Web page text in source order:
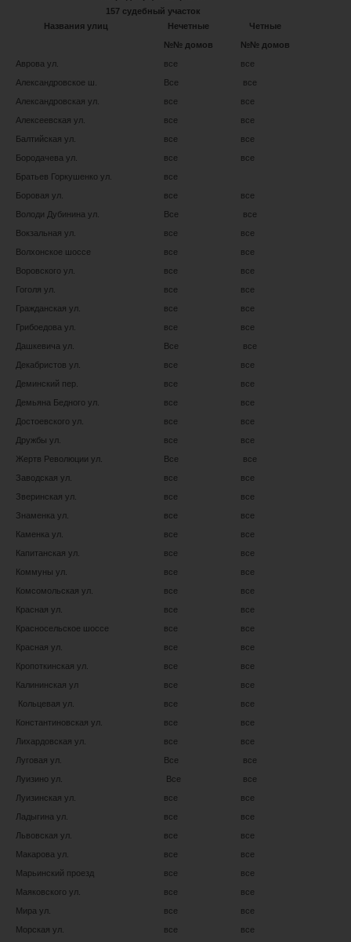
157 судебный участок
Названия улиц
Нечетные
№№ домов
Четные
№№ домов
Аврова ул.
все
все
Александровское ш.
Все
все
Александровская ул.
все
все
Алексеевская ул.
все
все
Балтийская ул.
все
все
Бородачева ул.
все
все
Братьев Горкушенко ул.
все
Боровая ул.
все
все
Володи Дубинина ул.
Все
все
Вокзальная ул.
все
все
Волхонское шоссе
все
все
Воровского ул.
все
все
Гоголя ул.
все
все
Гражданская ул.
все
все
Грибоедова ул.
все
все
Дашкевича ул.
Все
все
Декабристов ул.
все
все
Деминский пер.
все
все
Демьяна Бедного ул.
все
все
Достоевского ул.
все
все
Дружбы ул.
все
все
Жертв Революции ул.
Все
все
Заводская ул.
все
все
Зверинская ул.
все
все
Знаменка ул.
все
все
Каменка ул.
все
все
Капитанская ул.
все
все
Коммуны ул.
все
все
Комсомольская ул.
все
все
Красная ул.
все
все
Красносельское шоссе
все
все
Красная ул.
все
все
Кропоткинская ул.
все
все
Калининская ул
все
все
Кольцевая ул.
все
все
Константиновская ул.
все
все
Лихардовская ул.
все
все
Луговая ул.
Все
все
Луизино ул.
Все
все
Луизинская ул.
все
все
Ладыгина ул.
все
все
Львовская ул.
все
все
Макарова ул.
все
все
Марьинский проезд
все
все
Маяковского ул.
все
все
Мира ул.
все
все
Морская ул.
все все